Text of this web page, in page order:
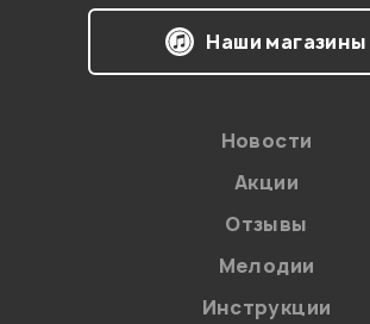
Наши магазины
Новости
Акции
Отзывы
Мелодии
Инструкции